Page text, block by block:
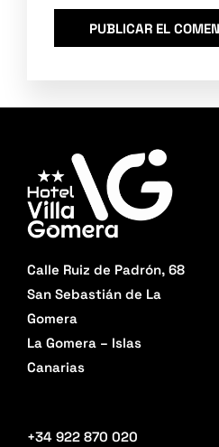
Calle Ruiz de Padrón, 68
San Sebastián de La
Gomera
La Gomera – Islas
Canarias
+34 922 870 020